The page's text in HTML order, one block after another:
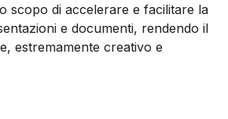
scopo di accelerare e facilitare la
e documenti, rendendo il
estremamente creativo e